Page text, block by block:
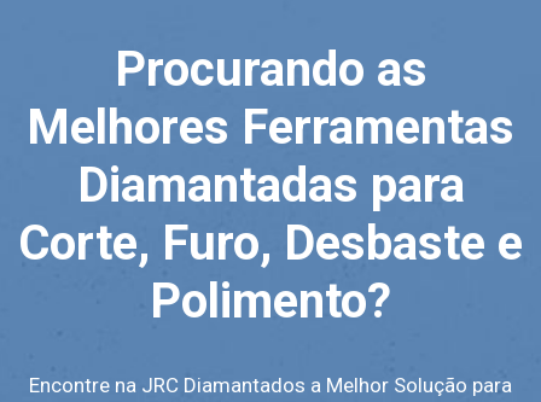
Procurando as
Melhores Ferramentas
Diamantadas para
Corte, Furo, Desbaste e
Polimento?
Encontre na JRC Diamantados a Melhor Solução para